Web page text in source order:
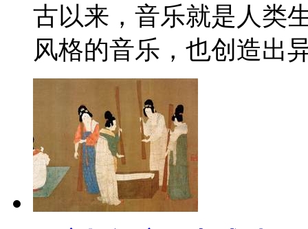
古以来，音乐就是人类
风格的音乐，也创造